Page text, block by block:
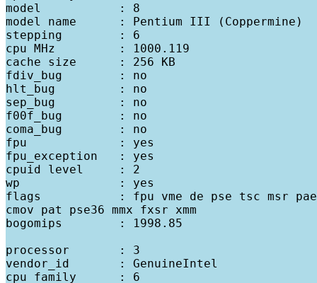
model           : 8
model name      : Pentium III (Coppermine)
stepping        : 6
cpu MHz         : 1000.119
cache size      : 256 KB
fdiv_bug        : no
hlt_bug         : no
sep_bug         : no
f00f_bug        : no
coma_bug        : no
fpu             : yes
fpu_exception   : yes
cpuid level     : 2
wp              : yes
flags           : fpu vme de pse tsc msr pae
cmov pat pse36 mmx fxsr xmm
bogomips        : 1998.85
processor       : 3
vendor_id       : GenuineIntel
cpu family      : 6